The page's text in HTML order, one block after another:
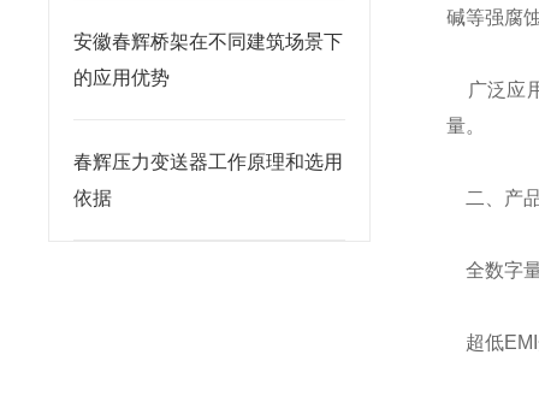
安徽春辉桥架在不同建筑场景下
的应用优势
春辉压力变送器工作原理和选用
依据
碱等强腐
广泛应
量。
二、产
全数字
超低EMI